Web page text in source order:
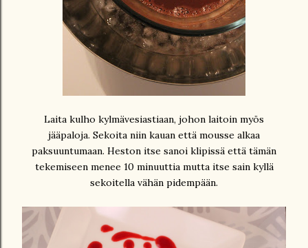
Laita kulho kylmävesiastiaan, johon laitoin myös
jääpaloja. Sekoita niin kauan että mousse alkaa
paksuuntumaan. Heston itse sanoi klipissä että tämän
tekemiseen menee 10 minuuttia mutta itse sain kyllä
sekoitella vähän pidempään.